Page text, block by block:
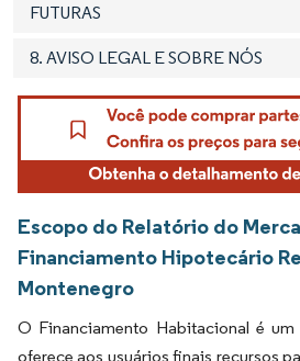
FUTURAS
8. AVISO LEGAL E SOBRE NÓS
Escopo do Relatório do
Financiamento Hipotecário
Montenegro
O Financiamento Habitacional é
oferece aos usuários finais recursos